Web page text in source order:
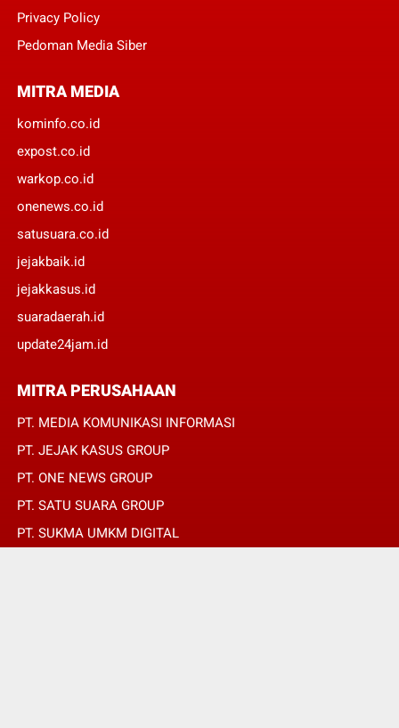
Privacy Policy
Pedoman Media Siber
MITRA MEDIA
kominfo.co.id
expost.co.id
warkop.co.id
onenews.co.id
satusuara.co.id
jejakbaik.id
jejakkasus.id
suaradaerah.id
update24jam.id
MITRA PERUSAHAAN
PT. MEDIA KOMUNIKASI INFORMASI
PT. JEJAK KASUS GROUP
PT. ONE NEWS GROUP
PT. SATU SUARA GROUP
PT. SUKMA UMKM DIGITAL